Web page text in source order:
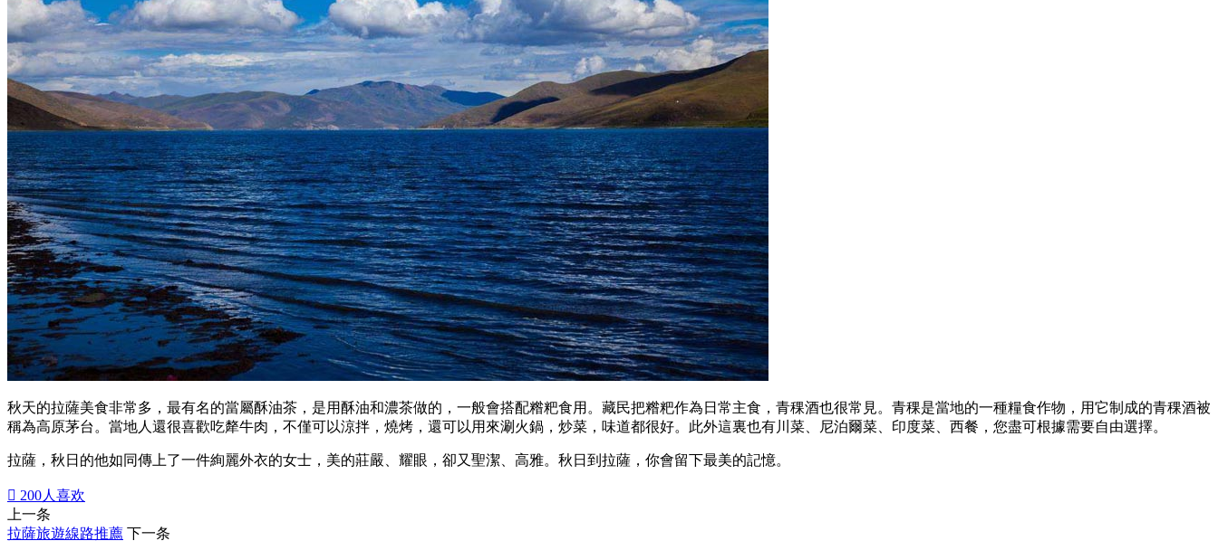
秋天的拉薩美食非常多，最有名的當屬酥油茶，是用酥油和濃茶做的，一般會搭配糌粑食用。藏民把糌粑作為日常主食，青稞酒也很常見。青稞是當地的一種糧食作物，用它制成的青稞酒被
稱為高原茅台。當地人還很喜歡吃犛牛肉，不僅可以涼拌，燒烤，還可以用來涮火鍋，炒菜，味道都很好。此外這裏也有川菜、尼泊爾菜、印度菜、西餐，您盡可根據需要自由選擇。
拉薩，秋日的他如同傳上了一件絢麗外衣的女士，美的莊嚴、耀眼，卻又聖潔、高雅。秋日到拉薩，你會留下最美的記憶。
 200人喜欢
上一条
拉薩旅遊線路推薦 下一条